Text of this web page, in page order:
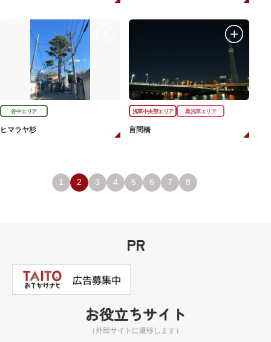
谷中エリア
ヒマラヤ杉
浅草中央部エリア 奥浅草エリア
言問橋
1 2 3 4 5 6 7 8
PR
お役立ちサイト
（外部サイトに遷移します）